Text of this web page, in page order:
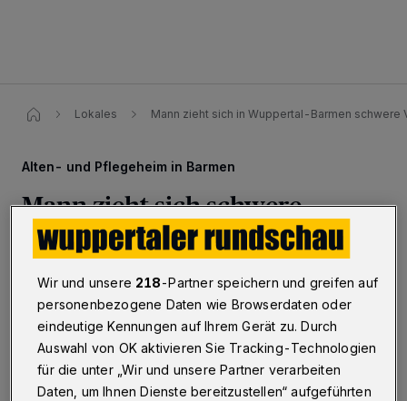
Lokales Mann zieht sich in Wuppertal-Barmen schwere
Alten- und Pflegeheim in Barmen
Mann zieht sich schwere
Verbrennungen zu
wuppertal·In einem Alten- und Pflegeheim am
Willibrord-Lauer-Weg in Barmen hat es am Freitag
(30. März 2025) gebrannt. Ein Bewohner erlitt
schwere Verletzungen.
Wir und unsere 218-Partner speichern und greifen auf
personenbezogene Daten wie Browserdaten oder
eindeutige Kennungen auf Ihrem Gerät zu. Durch
Auswahl von OK aktivieren Sie Tracking-Technologien
für die unter „Wir und unsere Partner verarbeiten
Daten, um Ihnen Dienste bereitzustellen“ aufgeführten